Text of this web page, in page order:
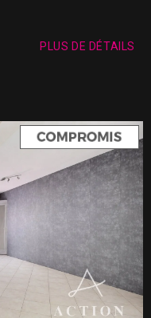
PLUS DE DÉTAILS